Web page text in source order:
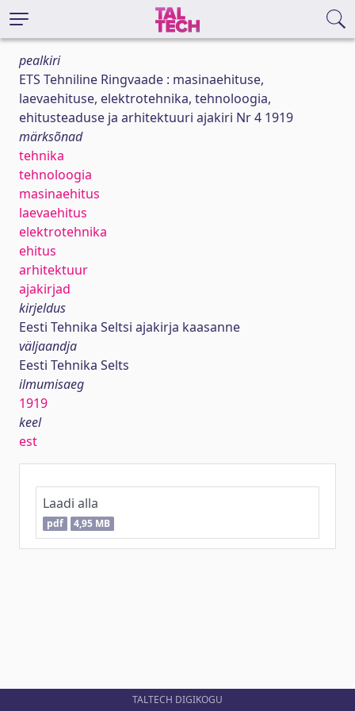
pealkiri
ETS Tehniline Ringvaade : masinaehituse,
laevaehituse, elektrotehnika, tehnoloogia,
ehitusteaduse ja arhitektuuri ajakiri Nr 4 1919
märksõnad
tehnika
tehnoloogia
masinaehitus
laevaehitus
elektrotehnika
ehitus
arhitektuur
ajakirjad
kirjeldus
Eesti Tehnika Seltsi ajakirja kaasanne
väljaandja
Eesti Tehnika Selts
ilmumisaeg
1919
keel
est
Laadi alla
pdf 4,95 MB
TALTECH DIGIKOGU